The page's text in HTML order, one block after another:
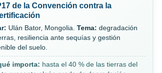
de la Convención contra la
Ulán Bator, Mongolia. Tema: degradación
resiliencia ante sequías y gestión
del suelo.
importa: hasta el 40 % de las tierras del